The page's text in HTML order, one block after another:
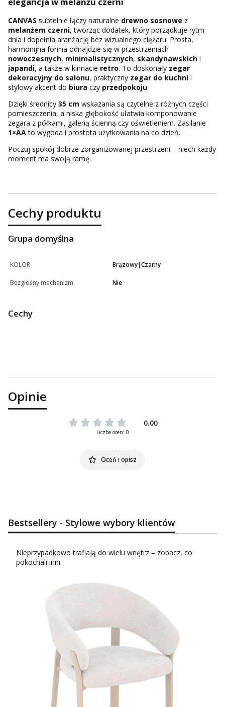
CANVAS subtelnie łączy naturalne drewno sosnowe z
melanżem czerni, tworząc dodatek, który porządkuje rytm
dnia i dopełnia aranżację bez wizualnego ciężaru. Prosta,
harmonijna forma odnajdzie się w przestrzeniach
nowoczesnych, minimalistycznych, skandynawskich i
japandi, a także w klimacie retro. To doskonały zegar
dekoracyjny do salonu, praktyczny zegar do kuchni i
stylowy akcent do biura czy przedpokoju.
Dzięki średnicy 35 cm wskazania są czytelne z różnych części
pomieszczenia, a niska głębokość ułatwia komponowanie
zegara z półkami, galerią ścienną czy oświetleniem. Zasilanie
1×AAto wygoda i prostota użytkowania na co dzień.
Poczuj spokój dobrze zorganizowanej przestrzeni – niech każdy
moment ma swoją ramę.
Cechy produktu
Grupa domyślna
KOLOR Brązowy|Czarny
Bezgłośny mechanizm Nie
Cechy
Opinie
0.00
Liczba ocen: 0
Oceń i opisz
Bestsellery - Stylowe wybory klientów
Nieprzypadkowo trafiają do wielu wnętrz – zobacz, co
pokochali inni.